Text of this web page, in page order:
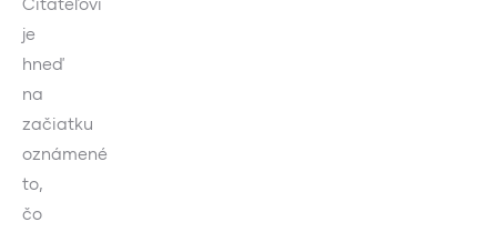
je
hneď
na
začiatku
oznámené
to,
čo